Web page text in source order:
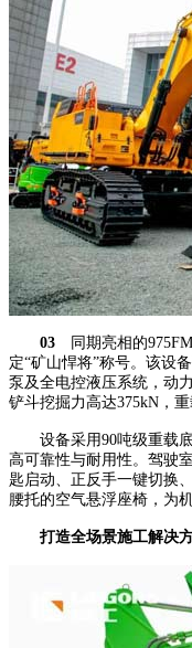
03 同期亮相的
定“矿山悍将”称号。该设
泵及全电控液压系统，动
铲斗挖掘力高达375kN，重
设备采用90吨级重载底
高可靠性与耐用性。驾驶
匙启动、正反手一键切换
腰托的空气悬浮座椅，为
打造全场景施工解决